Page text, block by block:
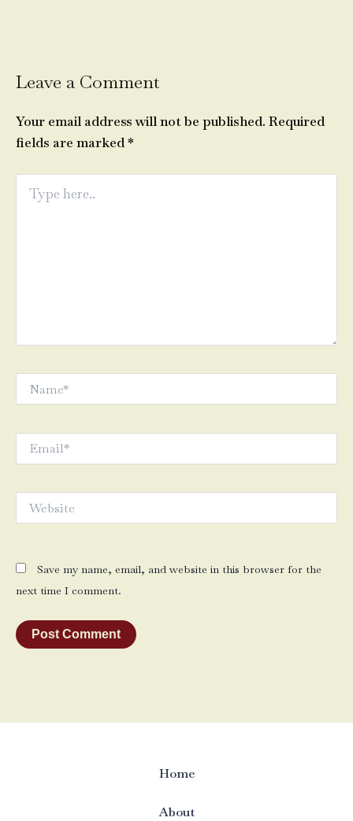
Leave a Comment
Your email address will not be published. Required
fields are marked*
here..
Save my name, email, and website in this browser for the
next time I comment.
Home
About